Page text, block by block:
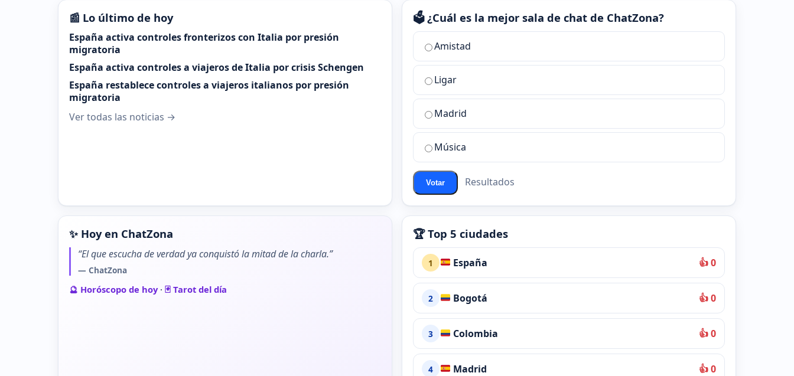
📰 Lo último de hoy
España activa controles fronterizos con Italia por presión
migratoria
España activa controles a viajeros de Italia por crisis Schengen
España restablece controles a viajeros italianos por presión
migratoria
Ver todas las noticias →
🗳️ ¿Cuál es la mejor sala de chat de ChatZona?
¿Cuál
la
mejor
sala
chat
ChatZona?
Amistad
Ligar
Madrid
Música
Votar Resultados
✨ Hoy en ChatZona
“El que escucha de verdad ya conquistó la mitad de la charla.”
— ChatZona
🔮 Horóscopo de hoy· 🃏 Tarot del día
🏆 Top 5 ciudades
1 España 👍 0
2 Bogotá 👍 0
3 Colombia 👍 0
4 Madrid 👍 0